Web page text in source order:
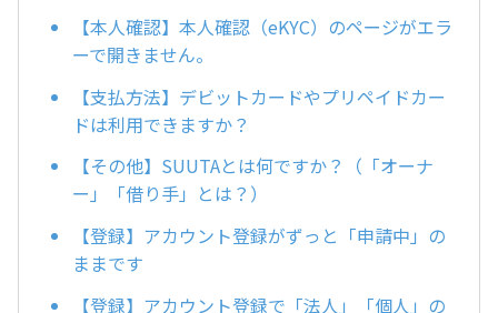
【本人確認】本人確認（eKYC）のページがエラ
ーで開きません。
【支払方法】デビットカードやプリペイドカー
ドは利用できますか？
【その他】SUUTAとは何ですか？（「オーナ
ー」「借り手」とは？）
【登録】アカウント登録がずっと「申請中」の
ままです
【登録】アカウント登録で「法人」「個人」の